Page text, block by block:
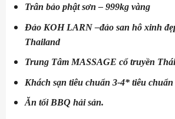
Trân bảo phật sơn – 999kg vàng
Đảo KOH LARN –đảo san hô xinh
Thailand
Trung Tâm MASSAGE cổ truyền Thái
Khách sạn tiêu chuẩn 3-4* tiêu
Ăn tối BBQ hải sản.